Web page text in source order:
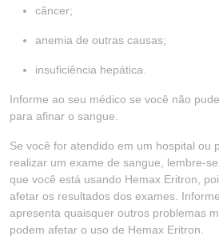
câncer;
anemia de outras causas;
insuficiência hepática.
Informe ao seu médico se você não
para afinar o sangue.
Se você for atendido em um hospital ou
realizar um exame de sangue, lembre-
que você está usando Hemax Eritron,
afetar os resultados dos exames.
apresenta quaisquer outros problemas
podem afetar o uso de Hemax Eritron.